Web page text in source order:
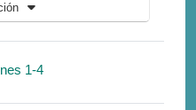
1-4